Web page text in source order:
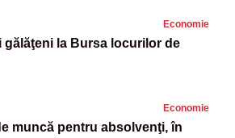
Economie
gălăţeni la Bursa locurilor de
Economie
muncă pentru absolvenţi, în